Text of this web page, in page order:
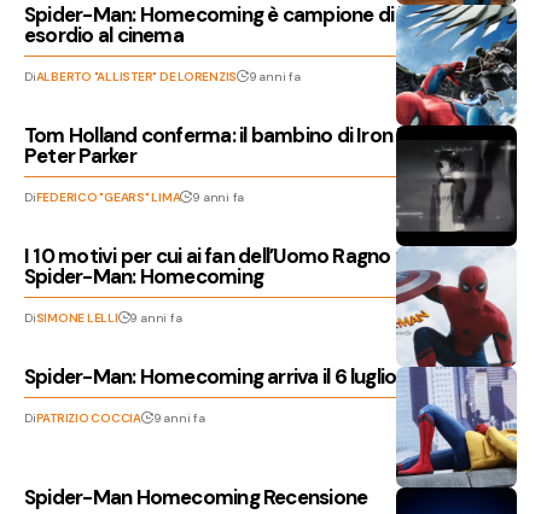
Spider-Man: Homecoming è campione di incassi al suo
esordio al cinema
DiALBERTO "ALLISTER" DE LORENZIS 9 anni fa
Tom Holland conferma: il bambino di Iron Man 2 era
Peter Parker
DiFEDERICO "GEARS" LIMA 9 anni fa
I 10 motivi per cui ai fan dell’Uomo Ragno piacerà
Spider-Man: Homecoming
DiSIMONE LELLI 9 anni fa
Spider-Man: Homecoming arriva il 6 luglio
DiPATRIZIO COCCIA 9 anni fa
Spider-Man Homecoming Recensione